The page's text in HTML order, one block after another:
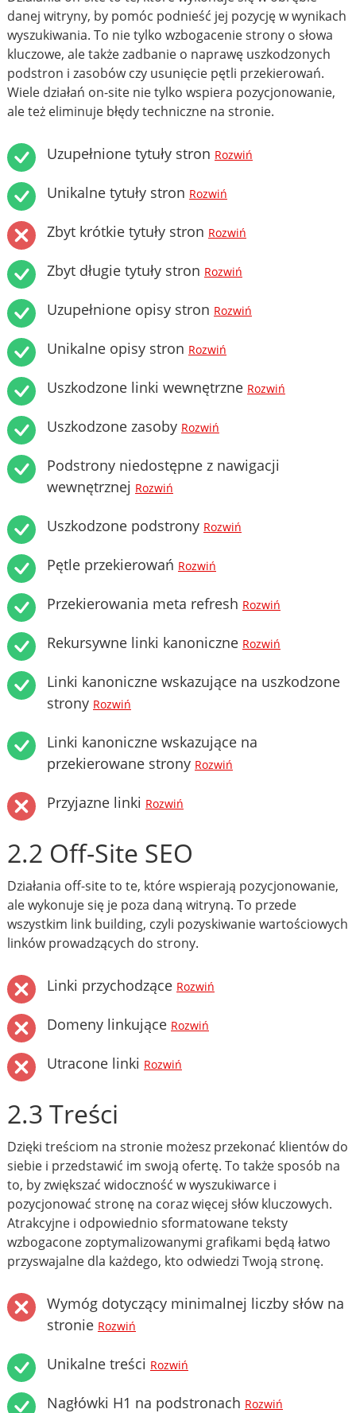
danej witryny, by pomóc podnieść jej pozycję w wynikach
wyszukiwania. To nie tylko wzbogacenie strony o słowa
kluczowe, ale także zadbanie o naprawę uszkodzonych
podstron i zasobów czy usunięcie pętli przekierowań.
Wiele działań on-site nie tylko wspiera pozycjonowanie,
ale też eliminuje błędy techniczne na stronie.
Uzupełnione tytuły stron Rozwiń
Unikalne tytuły stron Rozwiń
Zbyt krótkie tytuły stron Rozwiń
Zbyt długie tytuły stron Rozwiń
Uzupełnione opisy stron Rozwiń
Unikalne opisy stron Rozwiń
Uszkodzone linki wewnętrzne Rozwiń
Uszkodzone zasoby Rozwiń
Podstrony niedostępne z nawigacji
wewnętrznej Rozwiń
Uszkodzone podstrony Rozwiń
Pętle przekierowań Rozwiń
Przekierowania meta refresh Rozwiń
Rekursywne linki kanoniczne Rozwiń
Linki kanoniczne wskazujące na uszkodzone
strony Rozwiń
Linki kanoniczne wskazujące na
przekierowane strony Rozwiń
Przyjazne linki Rozwiń
2.2 Off-Site SEO
Działania off-site to te, które wspierają pozycjonowanie,
ale wykonuje się je poza daną witryną. To przede
wszystkim link building, czyli pozyskiwanie wartościowych
linków prowadzących do strony.
Linki przychodzące Rozwiń
Domeny linkujące Rozwiń
Utracone linki Rozwiń
2.3 Treści
Dzięki treściom na stronie możesz przekonać klientów do
siebie i przedstawić im swoją ofertę. To także sposób na
to, by zwiększać widoczność w wyszukiwarce i
pozycjonować stronę na coraz więcej słów kluczowych.
Atrakcyjne i odpowiednio sformatowane teksty
wzbogacone zoptymalizowanymi grafikami będą łatwo
przyswajalne dla każdego, kto odwiedzi Twoją stronę.
Wymóg dotyczący minimalnej liczby słów na
stronie Rozwiń
Unikalne treści Rozwiń
Nagłówki H1 na podstronach Rozwiń